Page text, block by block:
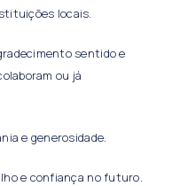
locais.
sentido e
ou já
e generosidade.
e confiança no futuro.